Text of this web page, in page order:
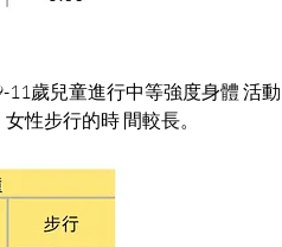
歲兒童進行中等強度身體 活
性步行的時 間較長。